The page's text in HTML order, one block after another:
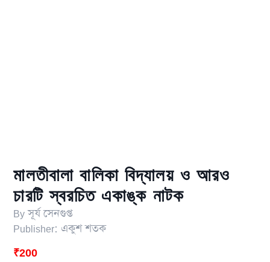
মালতীবালা বালিকা বিদ্যালয় ও আরও
চারটি স্বরচিত একাঙ্ক নাটক
Byসূর্য সেনগুপ্ত
Publisher: একুশ শতক
₹200